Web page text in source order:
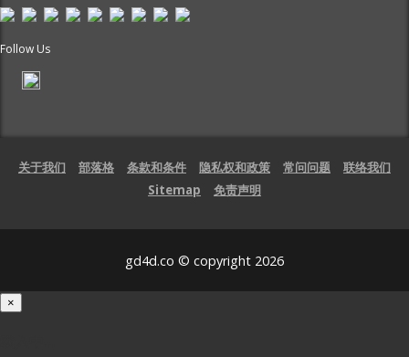
Follow Us
关于我们 部落格 条款和条件 隐私权和政策 常问问题
联络我们
Sitemap
免责声明
gd4d.co © copyright 2026
×